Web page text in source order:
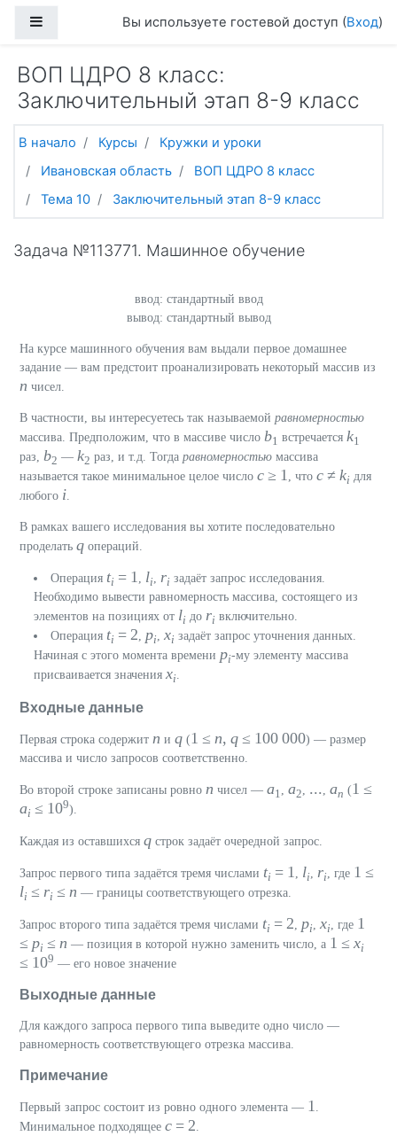
Боковая панельВы используете гостевой доступ (Вход)
ВОП ЦДРО 8 класс:
Заключительный этап 8-9 класс
В начало Курсы
Кружки и уроки
Ивановская область
ВОП ЦДРО 8 класс
Тема 10
Заключительный этап 8-9 класс
Задача №113771. Машинное обучение
ввод стандартный ввод
вывод стандартный вывод
На курсе машинного обучения вам выдали первое домашнее
задание — вам предстоит проанализировать некоторый массив из
n чисел.
В частности, вы интересуетесь так называемой равномерностью
массива. Предположим, что в массиве число b1 встречается k1
раз, b2 — k2 раз, и т.д. Тогда равномерностью массива
называется такое минимальное целое число c ≥ 1, что c ≠ ki для
любого i.
В рамках вашего исследования вы хотите последовательно
проделать q операций.
Операция ti = 1, li, ri задаёт запрос исследования.
Необходимо вывести равномерность массива, состоящего из
элементов на позициях от li до ri включительно.
Операция ti = 2, pi, xi задаёт запрос уточнения данных.
Начиная с этого момента времени pi-му элементу массива
присваивается значения xi.
Входные данные
Первая строка содержит n и q (1 ≤ n, q ≤ 100 000) — размер
массива и число запросов соответственно.
Во второй строке записаны ровно n чисел — a1 , a2, ... , an (1 ≤
ai ≤ 109).
Каждая из оставшихся q строк задаёт очередной запрос.
Запрос первого типа задаётся тремя числами ti = 1, li, ri, где 1 ≤
li ≤ ri ≤ n — границы соответствующего отрезка.
Запрос второго типа задаётся тремя числами ti = 2, pi, xi, где 1
≤ pi ≤ n — позиция в которой нужно заменить число, а 1 ≤ xi
≤ 109 — его новое значение
Выходные данные
Для каждого запроса первого типа выведите одно число —
равномерность соответствующего отрезка массива.
Примечание
Первый запрос состоит из ровно одного элемента — 1.
Минимальное подходящее c = 2.